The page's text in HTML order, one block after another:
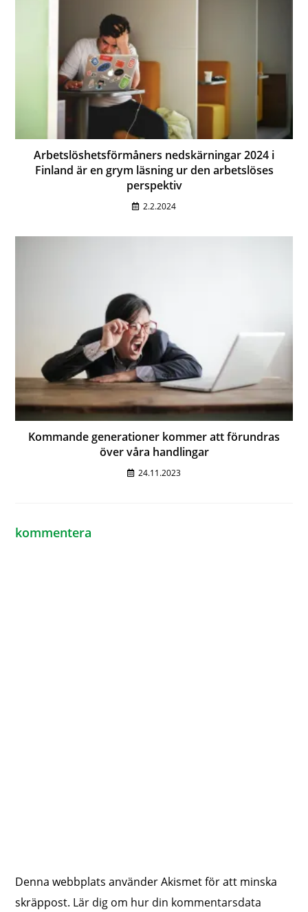
Arbetslöshetsförmåners nedskärningar 2024 i
Finland är en grym läsning ur den arbetslöses
perspektiv
2.2.2024
Kommande generationer kommer att förundras
över våra handlingar
24.11.2023
kommentera
Denna webbplats använder Akismet för att minska
skräppost. Lär dig om hur din kommentarsdata